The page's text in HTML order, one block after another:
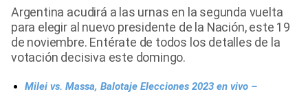
Vida Laboral
Tendencias Mix
Sports
Argentina acudirá a las urnas en la segunda vuelta
para elegir al nuevo presidente de la Nación, este 19
de noviembre. Entérate de todos los detalles de la
votación decisiva este domingo.
Milei vs. Massa, Balotaje Elecciones 2023 en vivo –